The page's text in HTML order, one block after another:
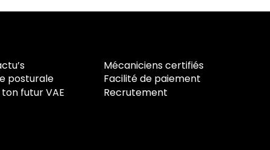
Mécaniciens certifiés
posturale
Facilité de paiement
futur VAE
Recrutement